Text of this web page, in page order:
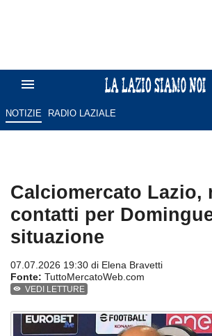
NOTIZIE RADIO LAZIALE
Calciomercato Lazio,
contatti per
situazione
07.07.2026 19:30 di Elena Bravetti
Fonte: TuttoMercatoWeb.com
VEDI LETTURE